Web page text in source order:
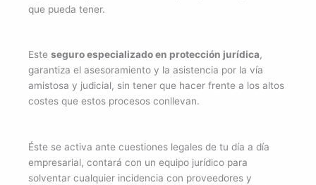
que pueda tener.
Este seguro especializado en protección jurídica,
garantiza el asesoramiento y la asistencia por la vía
amistosa y judicial, sin tener que hacer frente a los altos
costes que estos procesos conllevan.
Éste se activa ante cuestiones legales de tu día a día
empresarial, contará con un equipo jurídico para
solventar cualquier incidencia con proveedores y